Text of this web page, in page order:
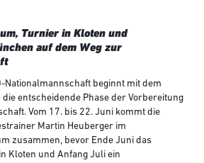
Turnier in Kloten und
auf dem Weg zur
Nationalmannschaft beginnt mit dem
entscheidende Phase der Vorbereitung
Vom 17. bis 22. Juni kommt die
Martin Heuberger im
zusammen, bevor Ende Juni das
Kloten und Anfang Juli ein